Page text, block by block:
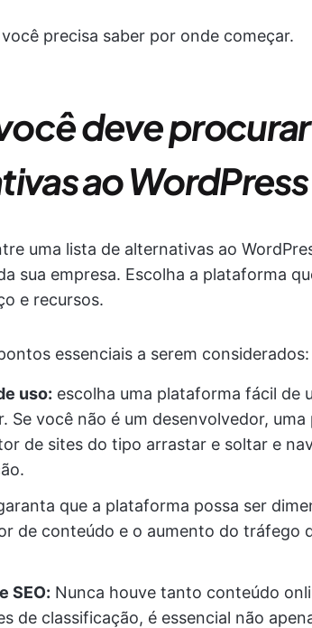
precisa saber por onde começar.
deve
ao WordPress
uma lista de alternativas ao
sua empresa. Escolha a plataforma
e recursos.
essenciais a serem considerados:
uso: escolha uma plataforma fácil de
Se você não é um desenvolvedor,
de sites do tipo arrastar e soltar e
que a plataforma possa ser
de conteúdo e o aumento do tráfego
SEO: Nunca houve tanto conteúdo
de classificação, é essencial não